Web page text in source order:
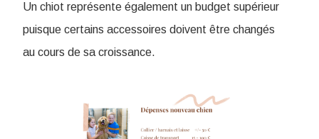
Un chiot représente également un budget supérieur
puisque certains accessoires doivent être changés
au cours de sa croissance.